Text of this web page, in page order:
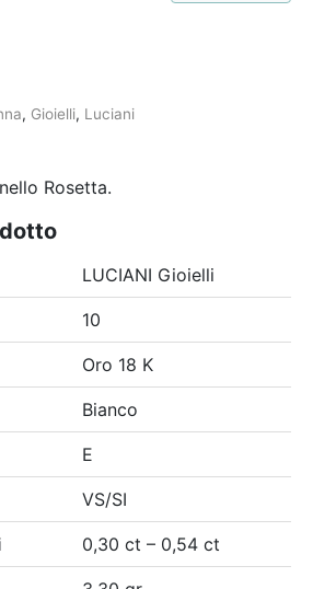
, Gioielli, Luciani
Rosetta.
LUCIANI Gioielli
10
Oro 18 K
Bianco
E
VS/SI
0,30 ct – 0,54 ct